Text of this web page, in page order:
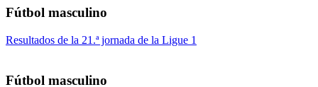
Fútbol masculino
Resultados de la 21.ª jornada de la Ligue 1
Fútbol masculino